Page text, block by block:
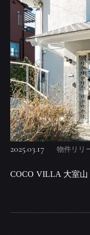
2025.03.17 物件リリ
COCO VILLA 大室